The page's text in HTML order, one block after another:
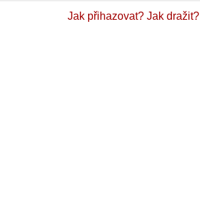
Jak přihazovat? Jak dražit?